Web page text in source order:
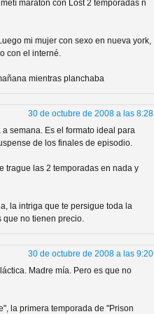
Series de
y
maratón con Lost 2 temporadas n
mi mujer con sexo en nueva york,
con el interné.
mientras planchaba
30 de octubre de 2008 a las 8:28
semana. Es el formato ideal para
de los finales de episodio.
trague las 2 temporadas en nada y
la intriga que te persigue toda la
que no tienen precio.
30 de octubre de 2008 a las 9:20
Madre mía. Pero es que no
la primera temporada de "Prison